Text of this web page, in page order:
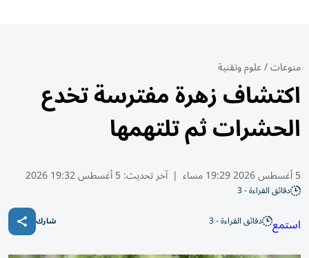
منوعات/علوم وتقنية
اكتشاف زهرة مفترسة تخدع
الحشرات ثم تلتهمها
5 أغسطس 2026 19:29 مساء | آخر تحديث:5 أغسطس 19:32 2026
دقائق القراءة - 3
استمع دقائق القراءة - 3 شارك